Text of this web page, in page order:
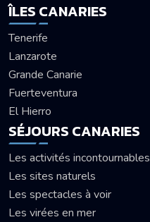
ÎLES CANARIES
Tenerife
Lanzarote
Grande Canarie
Fuerteventura
El Hierro
SÉJOURS CANARIES
Les activités incontournables
Les sites naturels
Les spectacles à voir
Les virées en mer